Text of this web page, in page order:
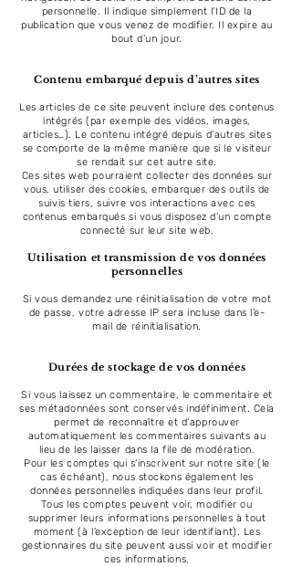
personnelle. Il indique simplement l’ID de la
publication que vous venez de modifier. Il expire au
bout d’un jour.
Contenu embarqué depuis d’autres sites
Les articles de ce site peuvent inclure des contenus
intégrés (par exemple des vidéos, images,
articles…). Le contenu intégré depuis d’autres sites
se comporte de la même manière que si le visiteur
se rendait sur cet autre site.
Ces sites web pourraient collecter des données sur
vous, utiliser des cookies, embarquer des outils de
suivis tiers, suivre vos interactions avec ces
contenus embarqués si vous disposez d’un compte
connecté sur leur site web.
Utilisation et transmission de vos données
personnelles
Si vous demandez une réinitialisation de votre mot
de passe, votre adresse IP sera incluse dans l’e-
mail de réinitialisation.
Durées de stockage de vos données
Si vous laissez un commentaire, le commentaire et
ses métadonnées sont conservés indéfiniment. Cela
permet de reconnaître et d’approuver
automatiquement les commentaires suivants au
lieu de les laisser dans la file de modération.
Pour les comptes qui s’inscrivent sur notre site (le
cas échéant), nous stockons également les
données personnelles indiquées dans leur profil.
Tous les comptes peuvent voir, modifier ou
supprimer leurs informations personnelles à tout
moment (à l’exception de leur identifiant). Les
gestionnaires du site peuvent aussi voir et modifier
ces informations.